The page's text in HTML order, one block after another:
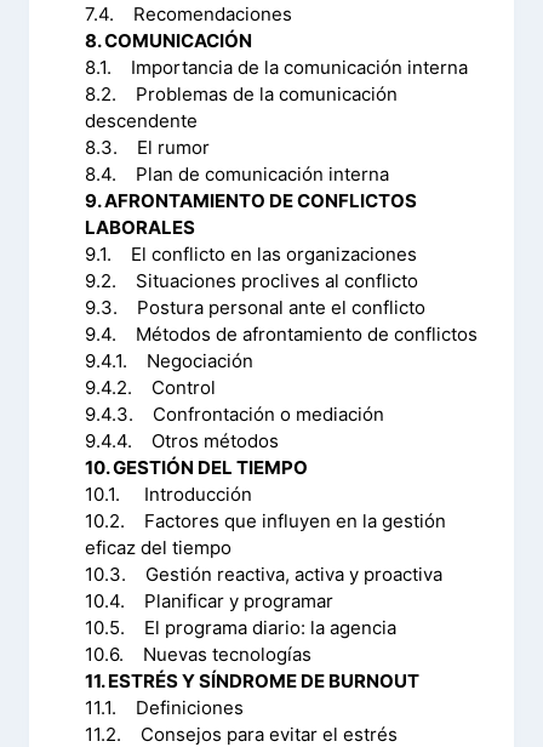
7.4. Recomendaciones
8. COMUNICACIÓN
8.1. Importancia de la comunicación interna
8.2. Problemas de la comunicación
descendente
8.3. El rumor
8.4. Plan de comunicación interna
9. AFRONTAMIENTO DE CONFLICTOS
LABORALES
9.1. El conflicto en las organizaciones
9.2. Situaciones proclives al conflicto
9.3. Postura personal ante el conflicto
9.4. Métodos de afrontamiento de conflictos
9.4.1. Negociación
9.4.2. Control
9.4.3. Confrontación o mediación
9.4.4. Otros métodos
10. GESTIÓN DEL TIEMPO
10.1. Introducción
10.2. Factores que influyen en la gestión
eficaz del tiempo
10.3. Gestión reactiva, activa y proactiva
10.4. Planificar y programar
10.5. El programa diario: la agencia
10.6. Nuevas tecnologías
11. ESTRÉS Y SÍNDROME DE BURNOUT
11.1. Definiciones
11.2. Consejos para evitar el estrés